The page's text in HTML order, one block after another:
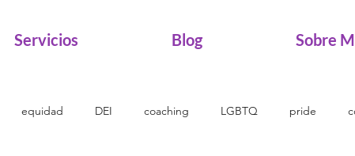
Servicios Blog Sobre
equidad DEI coaching LGBTQ pride